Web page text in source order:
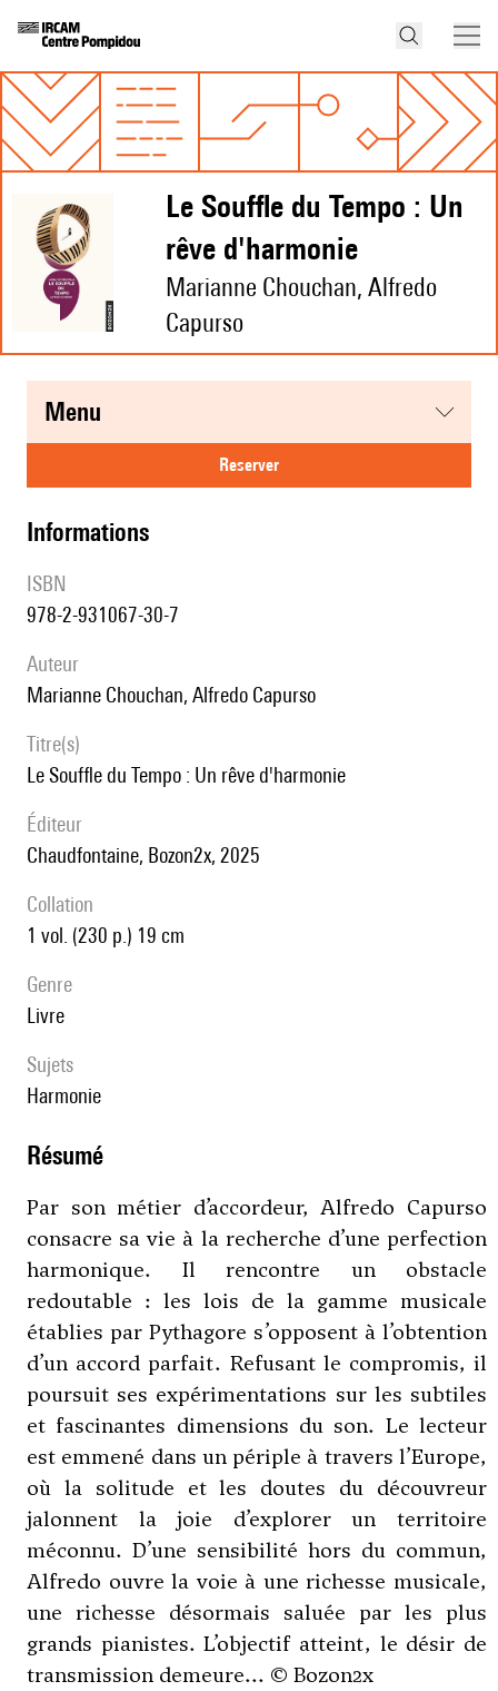
Le Souffle du Tempo : Un
rêve d'harmonie
Marianne Chouchan, Alfredo
Capurso
menu
reserver
informations
ISBN
978-2-931067-30-7
auteur
Marianne Chouchan, Alfredo Capurso
titre(s)
Le Souffle du Tempo : Un rêve d'harmonie
éditeur
Chaudfontaine, Bozon2x, 2025
collation
1 vol. (230 p.) 19 cm
genre
livre
Sujets
Harmonie
résumé
Par son métier d’accordeur, Alfredo Capurso
consacre sa vie à la recherche d’une perfection
harmonique. Il rencontre un obstacle
redoutable : les lois de la gamme musicale
établies par Pythagore s’opposent à l’obtention
d’un accord parfait. Refusant le compromis, il
poursuit ses expérimentations sur les subtiles
et fascinantes dimensions du son. Le lecteur
est emmené dans un périple à travers l’Europe,
où la solitude et les doutes du découvreur
jalonnent la joie d’explorer un territoire
méconnu. D’une sensibilité hors du commun,
Alfredo ouvre la voie à une richesse musicale,
une richesse désormais saluée par les plus
grands pianistes. L’objectif atteint, le désir de
transmission demeure... © Bozon2x